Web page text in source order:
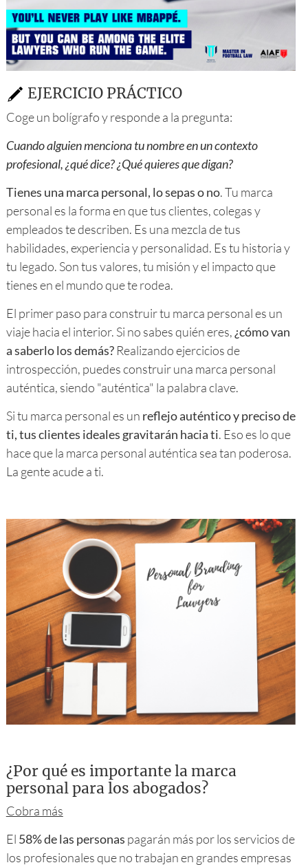
EJERCICIO PRÁCTICO
Coge un bolígrafo y responde a la pregunta:
Cuando alguien menciona tu nombre en un contexto
profesional, ¿qué dice? ¿Qué quieres que digan?
Tienes una marca personal, lo sepas o no. Tu marca
personal es la forma en que tus clientes, colegas y
empleados te describen. Es una mezcla de tus
habilidades, experiencia y personalidad. Es tu historia y
tu legado. Son tus valores, tu misión y el impacto que
tienes en el mundo que te rodea.
El primer paso para construir tu marca personal es un
viaje hacia el interior. Si no sabes quién eres, ¿cómo van
a saberlo los demás? Realizando ejercicios de
introspección, puedes construir una marca personal
auténtica, siendo "auténtica" la palabra clave.
Si tu marca personal es un reflejo auténtico y preciso de
ti, tus clientes ideales gravitarán hacia ti. Eso es lo que
hace que la marca personal auténtica sea tan poderosa.
La gente acude a ti.
¿Por qué es importante la marca
personal para los abogados?
Cobra más
El 58% de las personas pagarán más por los servicios de
los profesionales que no trabajan en grandes empresas